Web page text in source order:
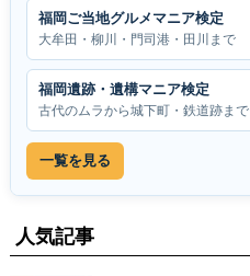
福岡ご当地グルメマニア検定
大牟田・柳川・門司港・田川まで
福岡遺跡・遺構マニア検定
古代のムラから城下町・鉄道跡まで
一覧を見る
人気記事